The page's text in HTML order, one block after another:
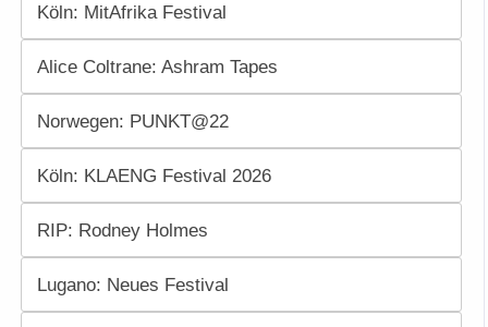
Köln: MitAfrika Festival
Alice Coltrane: Ashram Tapes
Norwegen: PUNKT@22
Köln: KLAENG Festival 2026
RIP: Rodney Holmes
Lugano: Neues Festival